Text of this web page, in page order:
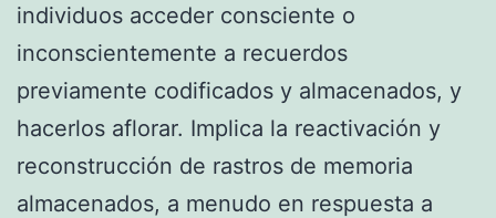
individuos acceder consciente o
inconscientemente a recuerdos
previamente codificados y almacenados, y
hacerlos aflorar. Implica la reactivación y
reconstrucción de rastros de memoria
almacenados, a menudo en respuesta a